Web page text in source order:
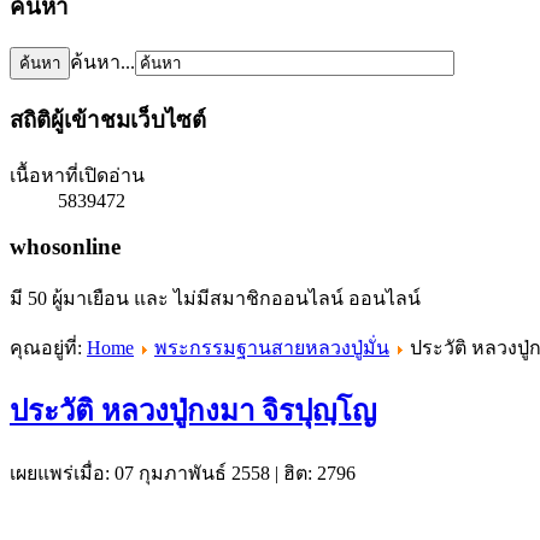
ค้นหา
ค้นหา...
สถิติผู้เข้าชมเว็บไซต์
เนื้อหาที่เปิดอ่าน
5839472
whosonline
มี 50 ผู้มาเยือน และ ไม่มีสมาชิกออนไลน์ ออนไลน์
คุณอยู่ที่: Home พระกรรมฐานสายหลวงปู่มั่น ประวัติ หลวงปู่
ประวัติ หลวงปู่กงมา จิรปุญฺโญ
เผยแพร่เมื่อ: 07 กุมภาพันธ์ 2558 | ฮิต: 2796